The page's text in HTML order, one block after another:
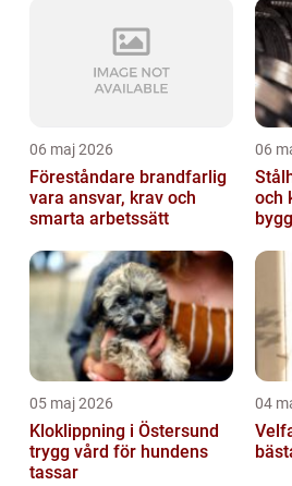
06 maj 2026
Föreståndare brandfarlig
vara ansvar, krav och
smarta arbetssätt
06
och
05 maj 2026
Kloklippning i Östersund
trygg vård för hundens
tassar
04